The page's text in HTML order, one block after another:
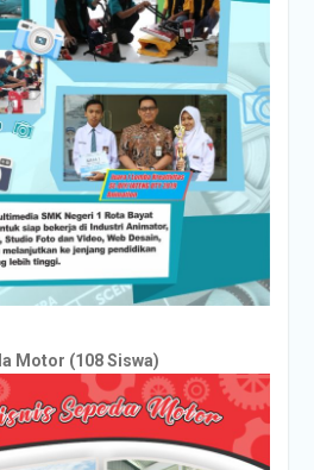
Motor (108 Siswa)